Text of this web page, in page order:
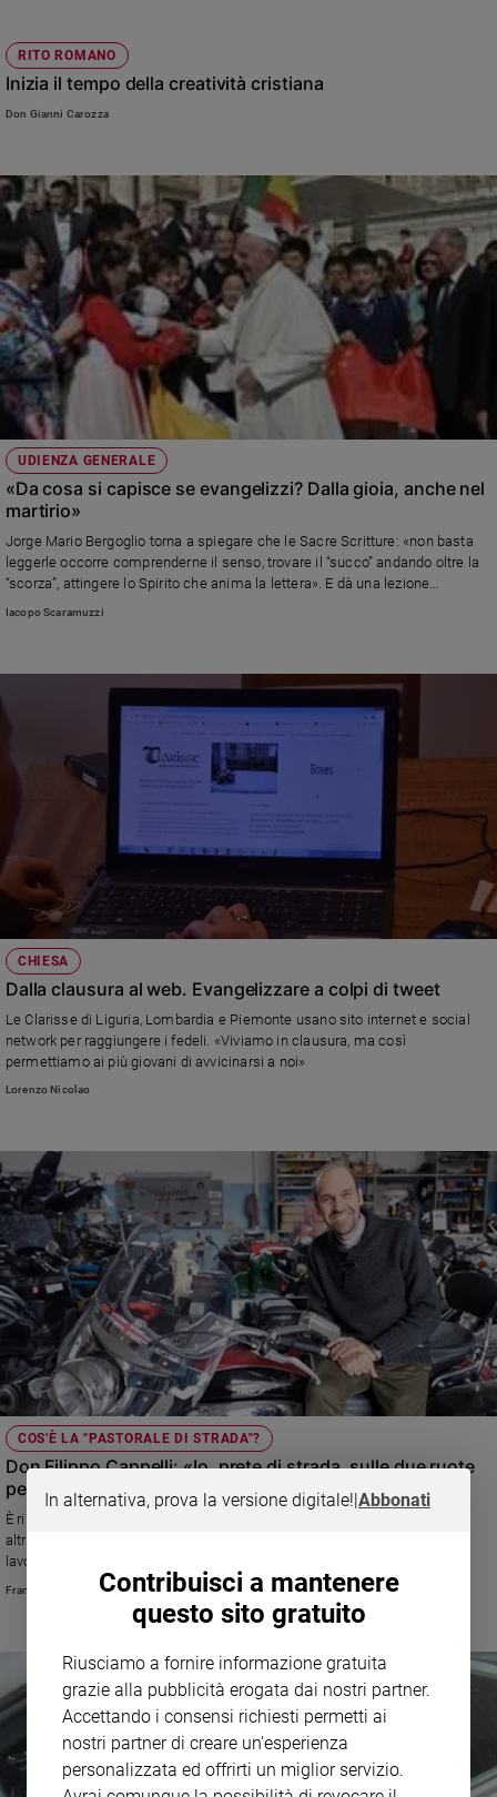
RITO ROMANO
Inizia il tempo della creatività cristiana
Don Gianni Carozza
UDIENZA GENERALE
«Da cosa si capisce se evangelizzi? Dalla gioia, anche nel
martirio»
Jorge Mario Bergoglio torna a spiegare che le Sacre Scritture: «non basta
leggerle occorre comprenderne il senso, trovare il “succo” andando oltre la
“scorza”, attingere lo Spirito che anima la lettera». E dà una lezione
sull’evangelizzazione: non è fare pubblicità o proselitismo
Iacopo Scaramuzzi
CHIESA
Dalla clausura al web. Evangelizzare a colpi di tweet
Le Clarisse di Liguria, Lombardia e Piemonte usano sito internet e social
network per raggiungere i fedeli. «Viviamo in clausura, ma così
permettiamo ai più giovani di avvicinarsi a noi»
Lorenzo Nicolao
COS'È LA "PASTORALE DI STRADA"?
Don Filippo Cappelli: «Io, prete di strada, sulle due ruote
per Gesù»
È riuscito a fare delle sue passioni – le moto, il calcio e il cinema –
altrettanti canali per annunciare il Vangelo. Ora la Cei gli ha chiesto di
lavorare alla “pastorale di strada”
Francesco Zanotti
In alternativa, prova la versione digitale!|Abbonati
Contribuisci a mantenere
questo sito gratuito
Riusciamo a fornire informazione gratuita
grazie alla pubblicità erogata dai nostri partner.
Accettando i consensi richiesti permetti ai
nostri partner di creare un'esperienza
personalizzata ed offrirti un miglior servizio.